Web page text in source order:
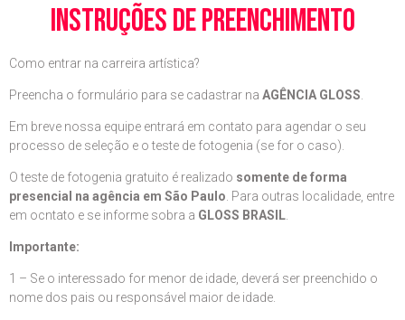
instruções de preenchimento
Como entrar na carreira artística?
Preencha o formulário para se cadastrar na AGÊNCIA GLOSS
Em breve nossa equipe entrará em contato para agendar o seu
processo de seleção e o teste de fotogenia (se for o caso).
O teste de fotogenia gratuito é realizado somente de forma
presencial na agência em São Paulo . Para outras localidade, entre
em ocntato e se informe sobra a GLOSS BRASIL
Importante:
1 – Se o interessado for menor de idade, deverá ser preenchido o
nome dos pais ou responsável maior de idade.